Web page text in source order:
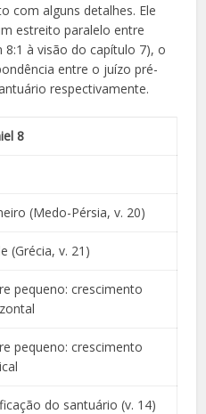
com alguns detalhes. Ele
estreito paralelo entre
8:1 à visão do capítulo 7), o
entre o juízo pré-
respectivamente.
8
(Medo-Pérsia, v. 20)
(Grécia, v. 21)
pequeno: crescimento
pequeno: crescimento
do santuário (v. 14)